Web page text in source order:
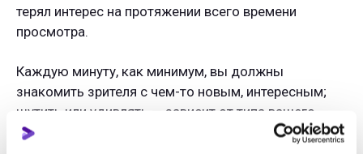
терял интерес на протяжении всего времени
просмотра.
Каждую минуту, как минимум, вы должны
знакомить зрителя с чем-то новым, интересным;
шутить или удивлять — зависит от типа вашего
контента. Но так или иначе без этого зритель